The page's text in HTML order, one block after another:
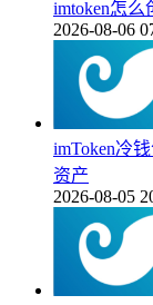
imtoken怎
2026-08-06
imToken冷
资产
2026-08-05